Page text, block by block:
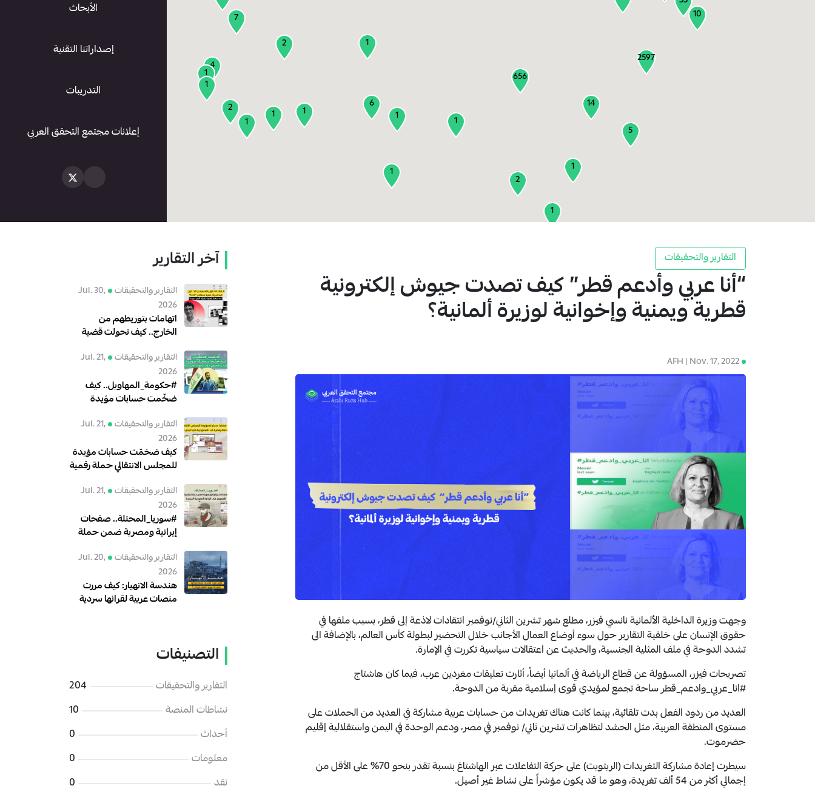
1
14
2
4
1
2597
10
656
1
6
1
5
7
1
2
1
2
1
1
1
1
1
1
الأبحاث
إصداراتنا التقنية
التدريبات
إعلانات مجتمع التحقق العربي
التقارير والتحقيقات
“أنا عربي وأدعم قطر” كيف تصدت جيوش إلكترونية
قطرية ويمنية وإخوانية لوزيرة ألمانية؟
AFH | Nov. 17, 2022
وجهت وزيرة الداخلية الألمانية نانسي فيزر، مطلع شهر تشرين الثاني/نوفمبر انتقادات لاذعة إلى قطر، بسبب ملفها في
حقوق الإنسان على خلفية التقارير حول سوء أوضاع العمال الأجانب خلال التحضير لبطولة كأس العالم، بالإضافة الى
تشدد الدوحة في ملف المثلية الجنسية، والحديث عن اعتقالات سياسية تكررت في الإمارة.
تصريحات فيزر، المسؤولة عن قطاع الرياضة في ألمانيا أيضاً، أثارت تعليقات مغردين عرب، فيما كان هاشتاج
#انا_عربي_وادعم_قطر ساحة تجمع لمؤيدي قوى إسلامية مقربة من الدوحة.
العديد من ردود الفعل بدت تلقائية، بينما كانت هناك تغريدات من حسابات عربية مشاركة في العديد من الحملات على
مستوى المنطقة العربية، مثل الحشد لتظاهرات تشرين ثاني/ نوفمبر في مصر، ودعم الوحدة في اليمن واستقلالية إقليم
حضرموت.
سيطرت إعادة مشاركة التغريدات (الريتويت) على حركة التفاعلات عبر الهاشتاغ بنسبة تقدر بنحو 70% على الأقل من
إجمالي أكثر من 54 ألف تغريدة، وهو ما قد يكون مؤشراً على نشاط غير أصيل.
آخر التقارير
التقارير والتحقيقات
Jul. 30,
2026
اتهامات بتوريطهم من
الخارج.. كيف تحولت قضية
رقمية لتبرئة أنس حبيب؟
التقارير والتحقيقات
Jul. 21,
2026
#حكومة_المهاويل.. كيف
ضخّمت حسابات مؤيدة
العراقية؟
التقارير والتحقيقات
Jul. 21,
2026
كيف ضخمّت حسابات مؤيدة
للمجلس الانتقالي حملة رقمية
التقارير والتحقيقات
Jul. 21,
2026
#سوريا_المحتلة.. صفحات
إيرانية ومصرية ضمن حملة
السورية الجديدة
التقارير والتحقيقات
Jul. 20,
2026
هندسة الانهيار: كيف مررت
منصات عربية لقرائها سردية
التصنيفات
التقارير والتحقيقات
204
نشاطات المنصة
10
أحداث
0
معلومات
0
نقد
0